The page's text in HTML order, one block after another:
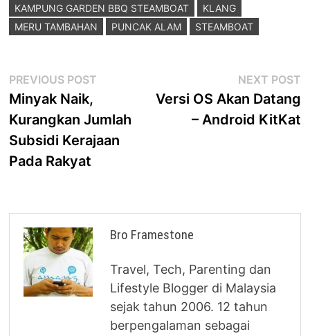
KAMPUNG GARDEN BBQ STEAMBOAT
KLANG
MERU TAMBAHAN
PUNCAK ALAM STEAMBOAT
Post
navigation
PREVIOUS POST
Minyak Naik,
Kurangkan Jumlah
Subsidi Kerajaan
Pada Rakyat
NEXT POST
Versi OS Akan Datang
– Android KitKat
Bro Framestone
Travel, Tech, Parenting dan
Lifestyle Blogger di Malaysia
sejak tahun 2006. 12 tahun
berpengalaman sebagai